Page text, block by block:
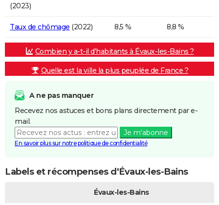
(2023)
Taux de chômage (2022) 8,5 % 8,8 %
Combien y a-t-il d'habitants à Évaux-les-Bains ?
Quelle est la ville la plus peuplée de France ?
A ne pas manquer
Recevez nos astuces et bons plans directement par e-
mail.
Je m'abonne
En savoir plus sur notre politique de confidentialité
Labels et récompenses d'Évaux-les-Bains
Évaux-les-Bains